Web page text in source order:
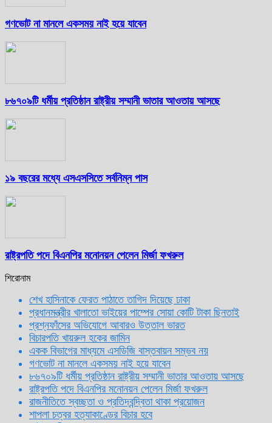
গণভোট না মানলে একসময় নাই হয়ে যাবেন
৮৬৭০৯টি ধর্মীয় প্রতিষ্ঠান রাষ্ট্রীয় সম্মানী ভাতার আওতায় আসছে
১৯ বছরের মধ্যে এসএসসিতে সর্বনিম্ন পাস
রাষ্ট্রপতি পদে বিএনপির মনোনয়ন পেলেন মির্জা ফখরুল
শিরোনাম
শেখ হাসিনাকে ফেরত পাঠাতে তাগিদ দিয়েছে ঢাকা
প্রধানমন্ত্রীর খালাতো ভাইয়ের পাম্পের সোয়া কোটি টাকা ছিনতাই
প্রশ্নফাঁসের অভিযোগে আবারও উত্তাল ভারত
বিচারপতি খায়রুল হকের জামিন
একক বিভাগের মাধ্যমে এসডিজি বাস্তবায়ন সম্ভব নয়
গণভোট না মানলে একসময় নাই হয়ে যাবেন
৮৬৭০৯টি ধর্মীয় প্রতিষ্ঠান রাষ্ট্রীয় সম্মানী ভাতার আওতায় আসছে
রাষ্ট্রপতি পদে বিএনপির মনোনয়ন পেলেন মির্জা ফখরুল
রাজনীতিতে স্বচ্ছতা ও প্রতিদ্বন্দ্বিতা থাকা প্রয়োজন
শাপলা চত্বর হত্যাকাণ্ডের বিচার হবে